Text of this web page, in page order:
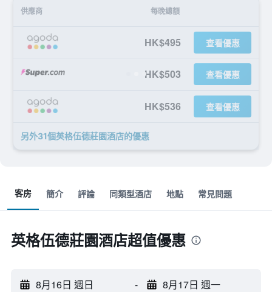
供應商 每晚總額
HK$495 查看優惠
HK$503 查看優惠
HK$536 查看優惠
另外31個英格伍德莊園酒店​的優惠
客房 簡介 評論 同類型酒店 地點 常見問題
英格伍德莊園酒店超值優惠
8月16日 週日 - 8月17日 週一